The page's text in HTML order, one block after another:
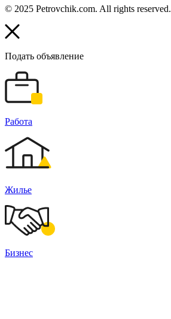
© 2025 Petrovchik.com. All rights reserved.
Подать объявление
Работа
Жилье
Бизнес